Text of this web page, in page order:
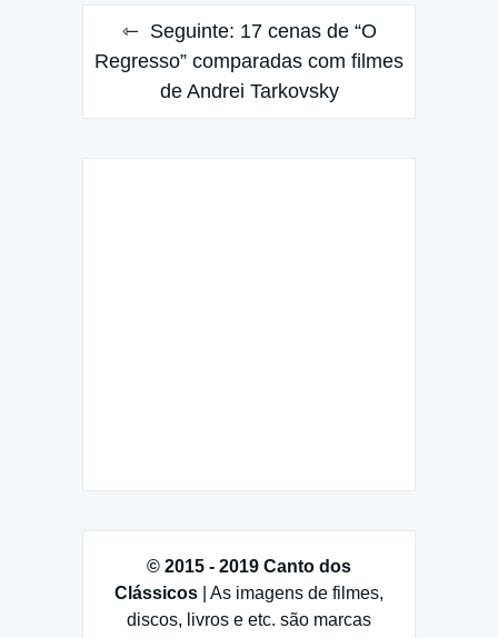
Seguinte: 17 cenas de “O
Regresso” comparadas com filmes
de Andrei Tarkovsky
© 2015 - 2019 Canto dos
Clássicos | As imagens de filmes,
discos, livros e etc. são marcas